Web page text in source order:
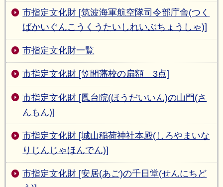
市指定文化財 [筑波海軍航空隊司令部庁舎(つく
ばかいぐんこうくうたいしれいぶちょうしゃ)]
市指定文化財一覧
市指定文化財 [笠間藩校の扁額 3点]
市指定文化財 [鳳台院(ほうだいいん)の山門(さ
んもん)]
市指定文化財 [城山稲荷神社本殿(しろやまいな
りじんじゃほんでん)]
市指定文化財 [安居(あご)の千日堂(せんにちど